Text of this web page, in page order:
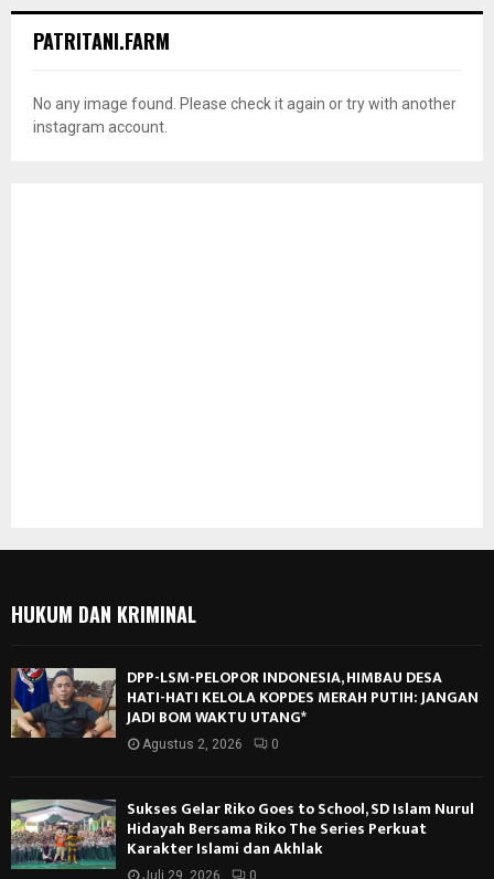
PATRITANI.FARM
No any image found. Please check it again or try with another
instagram account.
HUKUM DAN KRIMINAL
DPP-LSM-PELOPOR INDONESIA, HIMBAU DESA
HATI-HATI KELOLA KOPDES MERAH PUTIH: JANGAN
JADI BOM WAKTU UTANG*
Agustus 2, 2026 0
Sukses Gelar Riko Goes to School, SD Islam Nurul
Hidayah Bersama Riko The Series Perkuat
Karakter Islami dan Akhlak
Juli 29, 2026 0